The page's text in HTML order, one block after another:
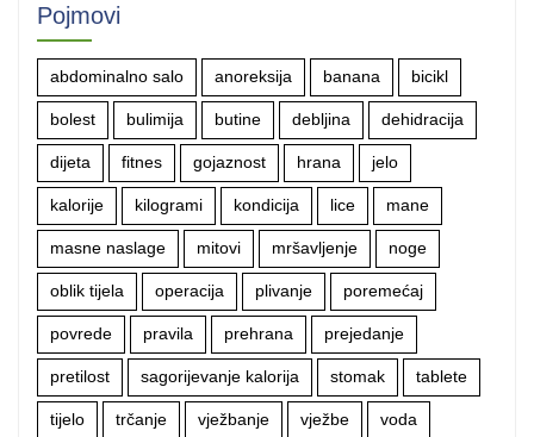
Pojmovi
abdominalno salo anoreksija banana bicikl
bolest bulimija butine debljina dehidracija
dijeta fitnes gojaznost hrana jelo
kalorije kilogrami kondicija lice mane
masne naslage mitovi mršavljenje noge
oblik tijela operacija plivanje poremećaj
povrede pravila prehrana prejedanje
pretilost sagorijevanje kalorija stomak tablete
tijelo trčanje vježbanje vježbe voda